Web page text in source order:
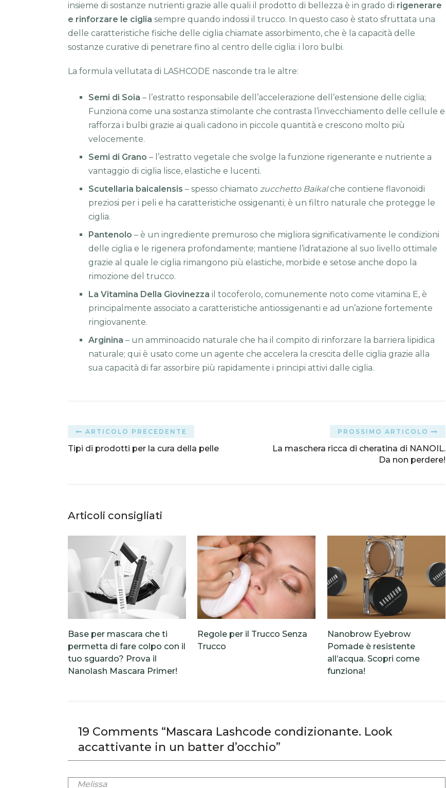
insieme di sostanze nutrienti grazie alle quali il prodotto di bellezza è in grado di rigenerare
e rinforzare le ciglia sempre quando indossi il trucco. In questo caso è stato sfruttata una
delle caratteristiche fisiche delle ciglia chiamate assorbimento, che è la capacità delle
sostanze curative di penetrare fino al centro delle ciglia: i loro bulbi.
La formula vellutata di LASHCODE nasconde tra le altre:
Semi di Soia – l’estratto responsabile dell’accelerazione dell’estensione delle ciglia;
Funziona come una sostanza stimolante che contrasta l’invecchiamento delle cellule e
rafforza i bulbi grazie ai quali cadono in piccole quantità e crescono molto più
velocemente.
Semi di Grano – l’estratto vegetale che svolge la funzione rigenerante e nutriente a
vantaggio di ciglia lisce, elastiche e lucenti.
Scutellaria baicalensis – spesso chiamato zucchetto Baikalche contiene flavonoidi
preziosi per i peli e ha caratteristiche ossigenanti; è un filtro naturale che protegge le
ciglia.
Pantenolo – è un ingrediente premuroso che migliora significativamente le condizioni
delle ciglia e le rigenera profondamente; mantiene l’idratazione al suo livello ottimale
grazie al quale le ciglia rimangono più elastiche, morbide e setose anche dopo la
rimozione del trucco.
La Vitamina Della Giovinezza il tocoferolo, comunemente noto come vitamina E, è
principalmente associato a caratteristiche antiossigenanti e ad un’azione fortemente
ringiovanente.
Arginina – un amminoacido naturale che ha il compito di rinforzare la barriera lipidica
naturale; qui è usato come un agente che accelera la crescita delle ciglia grazie alla
sua capacità di far assorbire più rapidamente i principi attivi dalle ciglia.
ARTICOLO PRECEDENTE
Tipi di prodotti per la cura della pelle
PROSSIMO ARTICOLO
La maschera ricca di cheratina di NANOIL.
Da non perdere!
Articoli consigliati
Base per mascara che ti
permetta di fare colpo con il
tuo sguardo? Prova il
Nanolash Mascara Primer!
Regole per il Trucco Senza
Trucco
Nanobrow Eyebrow
Pomade è resistente
all’acqua. Scopri come
funziona!
19 Comments “Mascara Lashcode condizionante. Look
accattivante in un batter d’occhio”
Melissa